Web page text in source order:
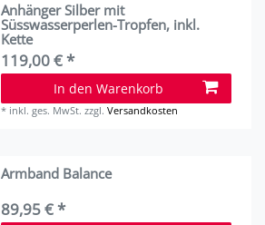
Anhänger Silber mit
Süsswasserperlen-Tropfen, inkl.
Kette
119,00 € *
In den Warenkorb
* inkl. ges. MwSt. zzgl.Versandkosten
Armband Balance
89,95 € *